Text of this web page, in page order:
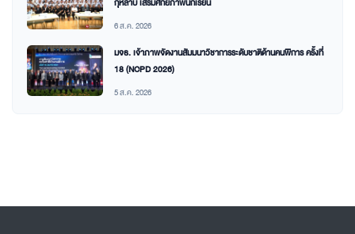
กุหลาบ เสริมศักยภาพนักเรียน
6 ส.ค. 2026
มจธ. เจ้าภาพจัดงานสัมมนาวิชาการระดับชาติด้านคนพิการ ครั้งที่
18 (NCPD 2026)
5 ส.ค. 2026